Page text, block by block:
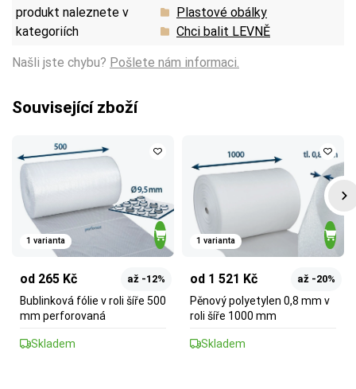
produkt naleznete v
kategoriích
Plastové obálky
Chci balit LEVNĚ
Našli jste chybu? Pošlete nám informaci.
Související zboží
1 varianta
od 265 Kč až -12%
Bublinková fólie v roli šíře 500
mm perforovaná
Skladem
1 varianta
od 1 521 Kč až -20%
Pěnový polyetylen 0,8 mm v
roli šíře 1000 mm
Skladem